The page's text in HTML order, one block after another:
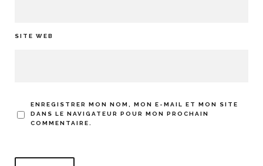
SITE WEB
ENREGISTRER MON NOM, MON E-MAIL ET MON SITE
DANS LE NAVIGATEUR POUR MON PROCHAIN
COMMENTAIRE.